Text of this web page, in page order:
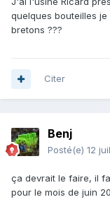
quelques bouteilles
bretons ???
Citer
Benj
Posté(e) 12
ça devrait le faire, il
pour le mois de juin